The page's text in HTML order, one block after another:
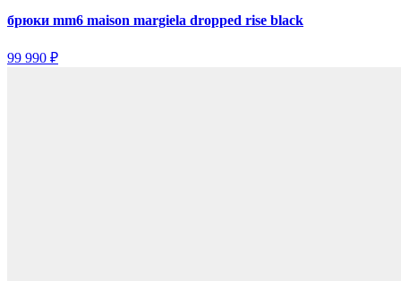
брюки mm6 maison margiela dropped rise black
99 990 ₽